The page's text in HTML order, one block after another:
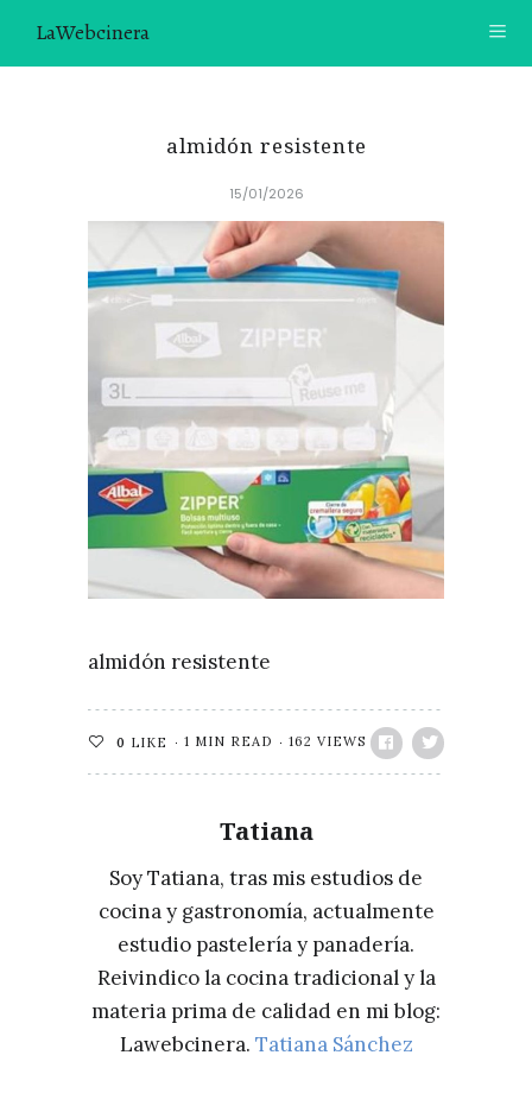
LaWebcinera
CONTACTO
SOBRE MÍ
¿TE GUSTARÍA UNIRTE A NUESTRA AVENTURA GASTRON
ÚNETE A LA NEWSLETTER
RECOMENDACIONES
almidón resistente
15/01/2026
almidón resistente
0 LIKE 1 MIN READ 162 VIEWS
Tatiana
Soy Tatiana, tras mis estudios de
cocina y gastronomía, actualmente
estudio pastelería y panadería.
Reivindico la cocina tradicional y la
materia prima de calidad en mi blog:
Lawebcinera. Tatiana Sánchez